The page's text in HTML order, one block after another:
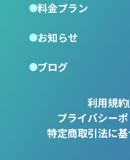
料金プラン
お知らせ
ブログ
利用規約
プライバシー
特定商取引法に